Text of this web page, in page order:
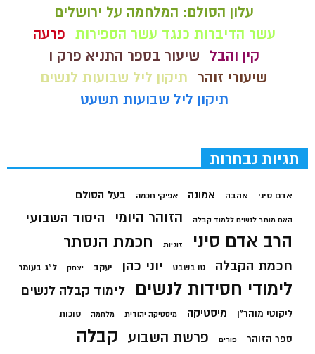
עלון הסולם: המלחמה על ירושלים
עשר הדיברות כנגד עשר הספירות פרעה
קין והבל
שיעור בספר התניא פרק ו
שיעורי זוהר
תיקון ליל שבועות לנשים
תיקון ליל שבועות תשעט
תגיות נבחרות
אדם סיני אהבה אמונה אפיקי חכמה בעל הסולם
האם מותר לנשים ללמוד קבלה הזוהר היומי היסוד השבועי
הרב אדם סיני זוגיות חכמת הנסתר
חכמת הקבלה טו בשבט יוני כהן יעקב יצחק ל"ג בעומר
לימודי חסידות לנשים לימוד קבלה לנשים
ליקוטי מוהר"ן מיסטיקה מיסטיקה יהודית מלחמה סוכות
ספר הזוהר פורים פרשת השבוע קבלה